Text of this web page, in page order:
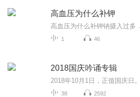
高血压为什么补钾
1 46
2018国庆吟诵专辑
38 2592